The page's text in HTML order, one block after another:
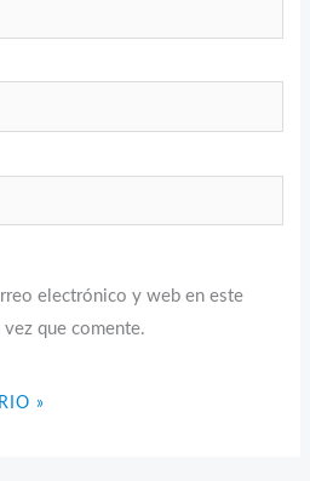
electrónico y web en este
vez que comente.